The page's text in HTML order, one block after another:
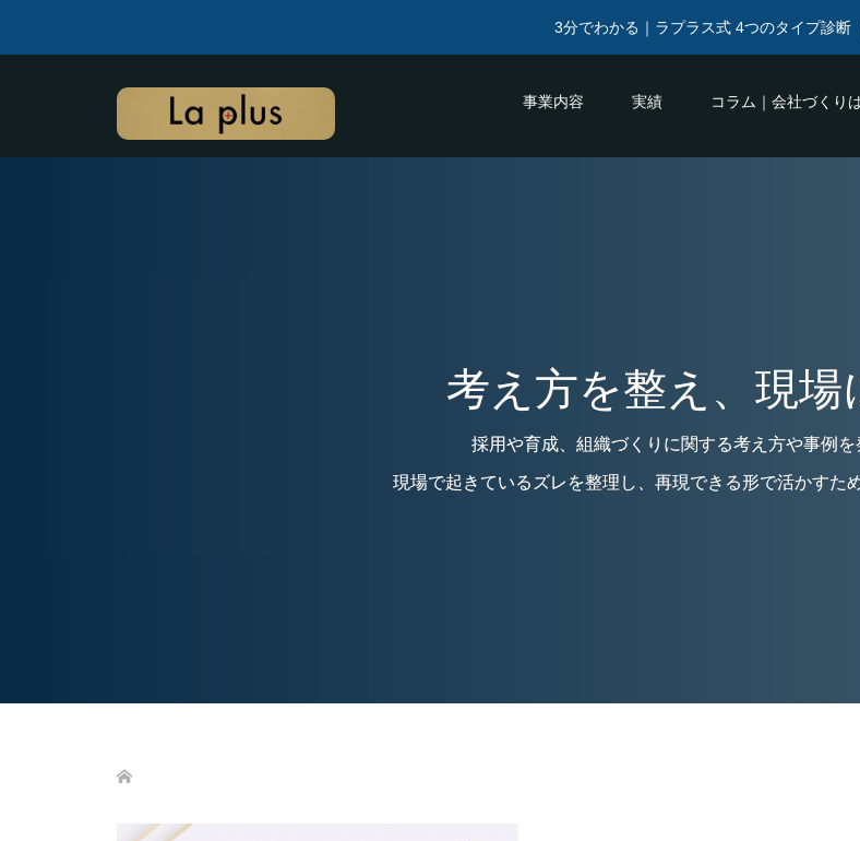
3分でわかる｜ラプラス式 4つのタイプ診断
事業内容 実績 コラム｜会社づくり
考え方を整え、現場
採用や育成、組織づくりに関する考え方や事例を
現場で起きているズレを整理し、再現できる形で活かすた